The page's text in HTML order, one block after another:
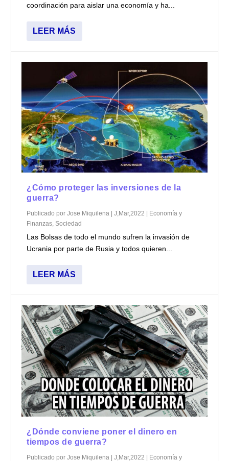
coordinación para aislar una economía y ha...
LEER MÁS
¿Cómo proteger las inversiones de la
guerra?
Publicado porJose Miquilena |J,Mar,2022
Economía y
Finanzas,Sociedad
Las Bolsas de todo el mundo sufren la invasión de
Ucrania por parte de Rusia y todos quieren...
LEER MÁS
¿Dónde conviene poner el dinero en
tiempos de guerra?
Publicado porJose Miquilena |J,Mar,2022
Economía y